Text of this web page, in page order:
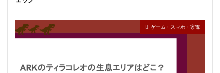
ゲーム・スマホ・家電